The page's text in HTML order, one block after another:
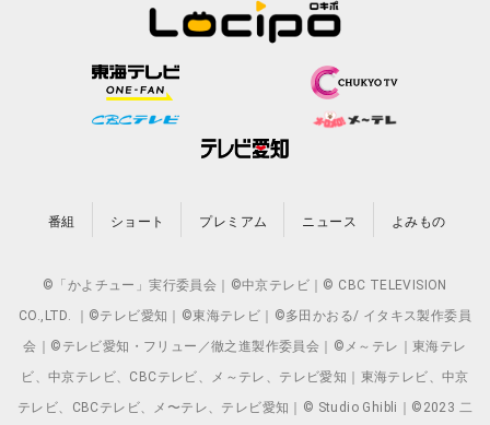
番組 ショート プレミアム ニュース よみもの
©「かよチュー」実行委員会｜©中京テレビ｜© CBC TELEVISION
CO.,LTD. ｜©テレビ愛知｜©東海テレビ｜©多田かおる/ イタキス製作委員
会｜©テレビ愛知・フリュー／徹之進製作委員会｜©メ～テレ｜東海テレ
ビ、中京テレビ、CBCテレビ、メ～テレ、テレビ愛知｜東海テレビ、中京
テレビ、CBCテレビ、メ〜テレ、テレビ愛知｜© Studio Ghibli｜©2023 二